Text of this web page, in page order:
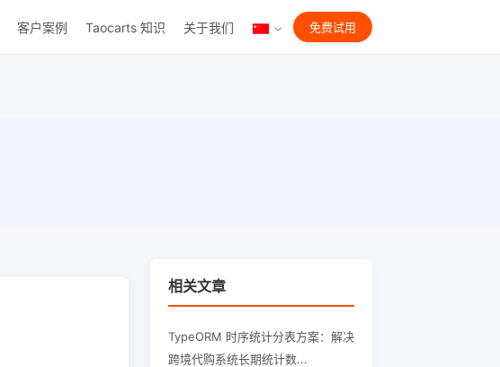
客户案例 Taocarts 知识 关于我们 免费试用
相关文章
TypeORM 时序统计分表方案：解决
跨境代购系统长期统计数...